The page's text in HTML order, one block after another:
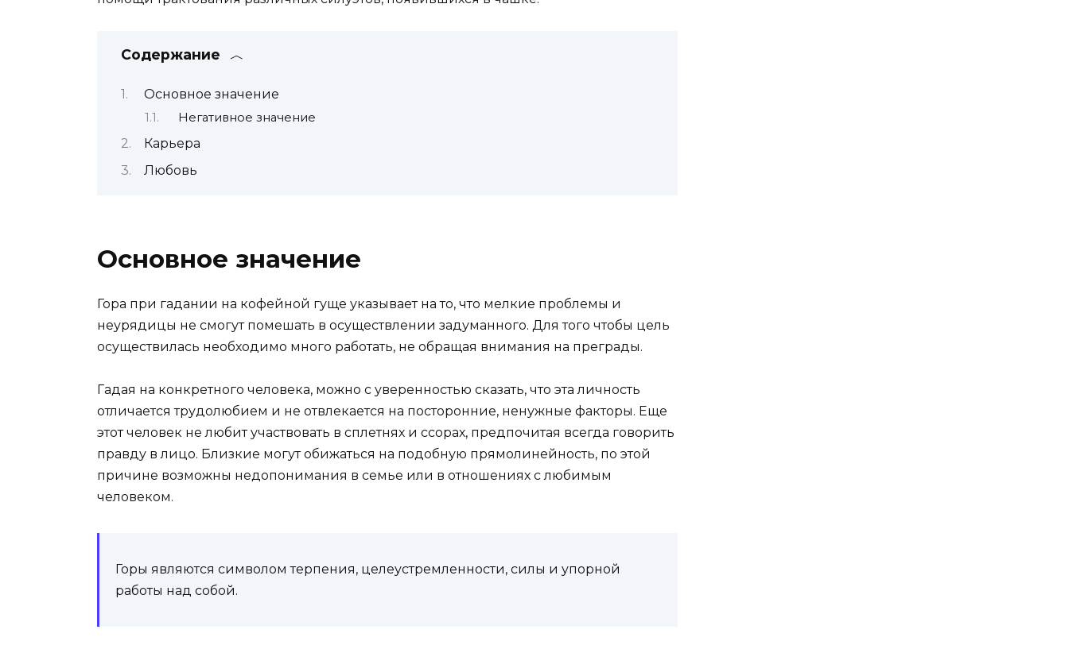
Содержание
Основное значение
Негативное значение
Карьера
Любовь
Основное значение
Гора при гадании на кофейной гуще указывает на то, что мелкие проблемы и
неурядицы не смогут помешать в осуществлении задуманного. Для того чтобы цель
осуществилась необходимо много работать, не обращая внимания на преграды.
Гадая на конкретного человека, можно с уверенностью сказать, что эта личность
отличается трудолюбием и не отвлекается на посторонние, ненужные факторы. Еще
этот человек не любит участвовать в сплетнях и ссорах, предпочитая всегда говорить
правду в лицо. Близкие могут обижаться на подобную прямолинейность, по этой
причине возможны недопонимания в семье или в отношениях с любимым
человеком.
Горы являются символом терпения, целеустремленности, силы и упорной
работы над собой.